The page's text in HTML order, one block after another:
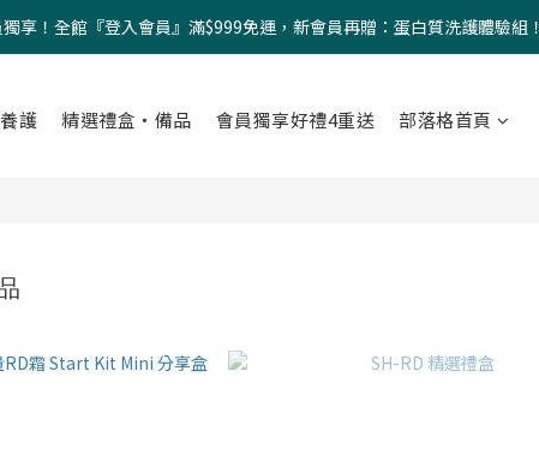
享！全館『登入會員』滿$999免運，新會員再贈：蛋白質洗護體驗組！
護 精選禮盒・備品 會員獨享好禮4重送 部落格首頁